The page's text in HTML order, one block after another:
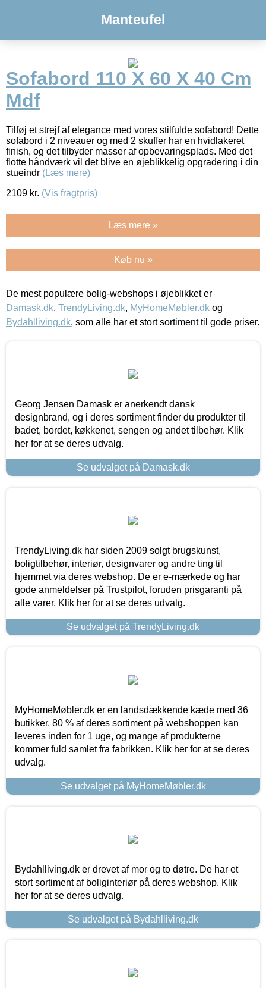
Manteufel
Sofabord 110 X 60 X 40 Cm
Mdf
Tilføj et strejf af elegance med vores stilfulde sofabord! Dette
sofabord i 2 niveauer og med 2 skuffer har en hvidlakeret
finish, og det tilbyder masser af opbevaringsplads. Med det
flotte håndværk vil det blive en øjeblikkelig opgradering i din
stueindr (Læs mere)
2109 kr. (Vis fragtpris)
Læs mere »
Køb nu »
De mest populære bolig-webshops i øjeblikket er
Damask.dk, TrendyLiving.dk, MyHomeMøbler.dk og
Bydahlliving.dk, som alle har et stort sortiment til gode priser.
Georg Jensen Damask er anerkendt dansk
designbrand, og i deres sortiment finder du produkter til
badet, bordet, køkkenet, sengen og andet tilbehør. Klik
her for at se deres udvalg.
Se udvalget på Damask.dk
TrendyLiving.dk har siden 2009 solgt brugskunst,
boligtilbehør, interiør, designvarer og andre ting til
hjemmet via deres webshop. De er e-mærkede og har
gode anmeldelser på Trustpilot, foruden prisgaranti på
alle varer. Klik her for at se deres udvalg.
Se udvalget på TrendyLiving.dk
MyHomeMøbler.dk er en landsdækkende kæde med 36
butikker. 80 % af deres sortiment på webshoppen kan
leveres inden for 1 uge, og mange af produkterne
kommer fuld samlet fra fabrikken. Klik her for at se deres
udvalg.
Se udvalget på MyHomeMøbler.dk
Bydahlliving.dk er drevet af mor og to døtre. De har et
stort sortiment af boliginteriør på deres webshop. Klik
her for at se deres udvalg.
Se udvalget på Bydahlliving.dk